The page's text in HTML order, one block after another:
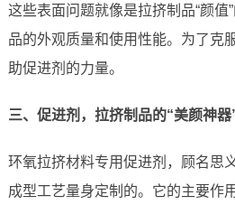
这些表面问题就像是拉挤制品“颜值
品的外观质量和使用性能。为了克
助促进剂的力量。
三、促进剂，拉挤制品的“美颜神器
环氧拉挤材料专用促进剂，顾名思
成型工艺量身定制的。它的主要作用